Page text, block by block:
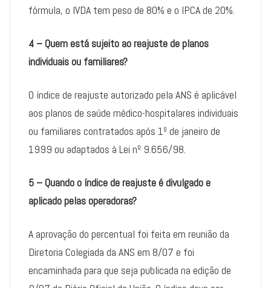
fórmula, o IVDA tem peso de 80% e o IPCA de 20%.
4 – Quem está sujeito ao reajuste de planos
individuais ou familiares?
O índice de reajuste autorizado pela ANS é aplicável
aos planos de saúde médico-hospitalares individuais
ou familiares contratados após 1º de janeiro de
1999 ou adaptados à Lei nº 9.656/98.
5 – Quando o índice de reajuste é divulgado e
aplicado pelas operadoras?
A aprovação do percentual foi feita em reunião da
Diretoria Colegiada da ANS em 8/07 e foi
encaminhada para que seja publicada na edição de